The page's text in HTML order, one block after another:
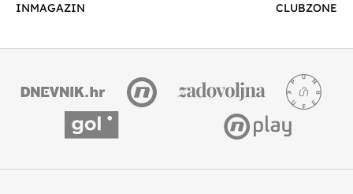
INMAGAZIN
CLUBZONE